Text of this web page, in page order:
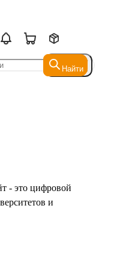
Найти
Найти
- это цифровой
и